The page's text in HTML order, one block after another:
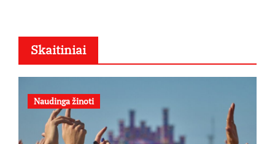
Skaitiniai
Naudinga žinoti